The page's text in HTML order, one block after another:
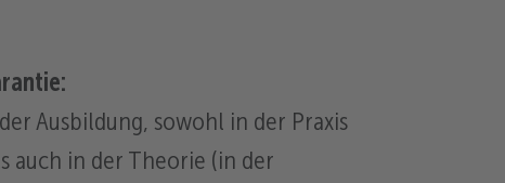
Ausbildung, sowohl in der Praxis
auch in der Theorie (in der